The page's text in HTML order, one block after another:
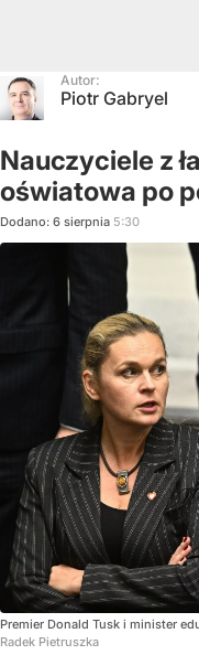
Autor:
Piotr Gabryel
Nauczyciele z
oświatowa po
Dodano: 6 sierpnia 5:30
Premier Donald Tusk i minister
Radek Pietruszka